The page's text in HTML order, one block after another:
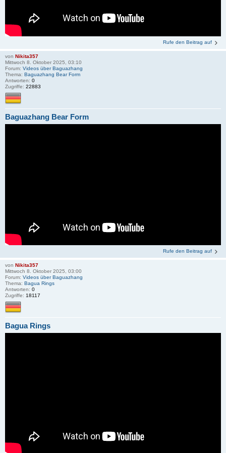
Rufe den Beitrag auf
von Nikita357
Mittwoch 8. Oktober 2025, 03:10
Forum: Videos über Baguazhang
Thema: Baguazhang Bear Form
Antworten: 0
Zugriffe: 22883
Baguazhang Bear Form
Rufe den Beitrag auf
von Nikita357
Mittwoch 8. Oktober 2025, 03:00
Forum: Videos über Baguazhang
Thema: Bagua Rings
Antworten: 0
Zugriffe: 18117
Bagua Rings